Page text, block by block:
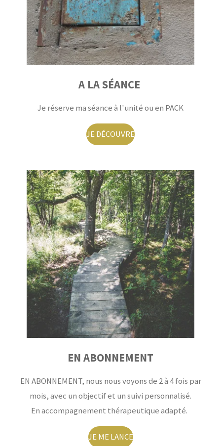
A LA SÉANCE
Je réserve ma séance à l'unité ou en PACK
JE DÉCOUVRE
EN ABONNEMENT
EN ABONNEMENT, nous nous voyons de 2 à 4 fois par
mois, avec un objectif et un suivi personnalisé.
En accompagnement thérapeutique adapté.
JE ME LANCE